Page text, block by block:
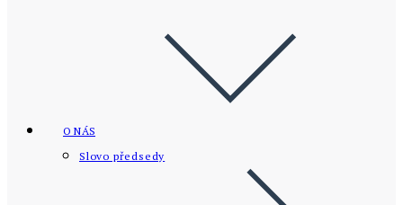
O NÁS
Slovo předsedy